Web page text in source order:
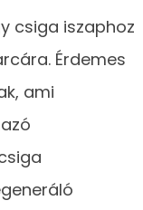
csiga iszaphoz
Érdemes
ami